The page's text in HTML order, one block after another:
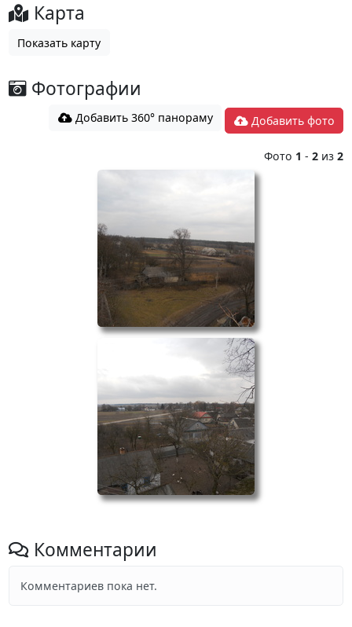
Карта
Показать карту
Фотографии
Добавить 360° панораму Добавить фото
Фото 1 -2 из2
Комментарии
Комментариев пока нет.